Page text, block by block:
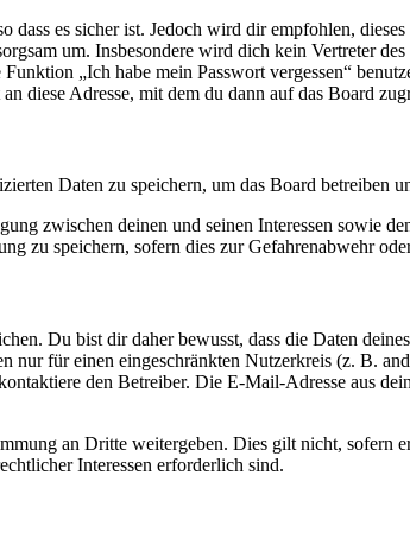
es sicher ist. Jedoch wird dir empfohlen,
um. Insbesondere wird dich kein Vertreter
„Ich habe mein Passwort vergessen“
diese Adresse, mit dem du dann auf das Board
Daten zu speichern, um das Board betreiben
zwischen deinen und seinen Interessen sowie
zu speichern, sofern dies zur Gefahrenabwehr
Du bist dir daher bewusst, dass die Daten
nur für einen eingeschränkten Nutzerkreis (z. B.
den Betreiber. Die E-Mail-Adresse aus
an Dritte weitergeben. Dies gilt nicht, sofern
Interessen erforderlich sind.